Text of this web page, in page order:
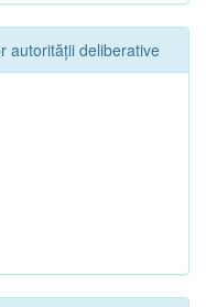
autorității deliberative